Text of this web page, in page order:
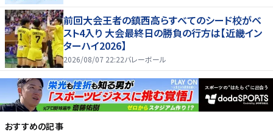
前回大会王者の鎮西高らすべてのシード校がベ
スト4入り 大会最終日の勝負の行方は【近畿イン
ターハイ2026】
2026/08/07 22:22バレーボール
おすすめの記事